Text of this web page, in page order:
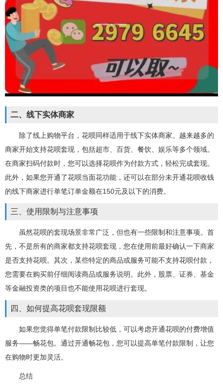
二、线下实体商家
除了线上购物平台，花呗同样适用于线下实体商家。越来越多的
商家开始支持花呗套现，包括超市、百货、餐饮、娱乐等多个领域。
在商家扫码付款时，您可以选择花呗作为付款方式，轻松完成套现。
此外，如果您开通了花呗当面花功能，还可以在部分未开通花呗收钱
的线下商家进行单笔订单金额在150元及以下的消费。
三、使用限制与注意事项
虽然花呗的套现场景非常广泛，但也有一些限制和注意事项。首
先，不是所有的商家都支持花呗套现，您在使用前最好确认一下商家
是否支持花呗。其次，某些特定的商品或服务可能不支持花呗付款，
您需要在购买前仔细阅读商品或服务说明。此外，股票、证券、基金
等金融投资类的项目也不能使用花呗进行套现。
四、如何提高花呗套现限额
如果您觉得单笔付款限制比较低，可以考虑开通花呗的付费增值
服务——畅花包。通过开通畅花包，您可以提高单笔付款限制，让您
在购物时更加灵活。
总结